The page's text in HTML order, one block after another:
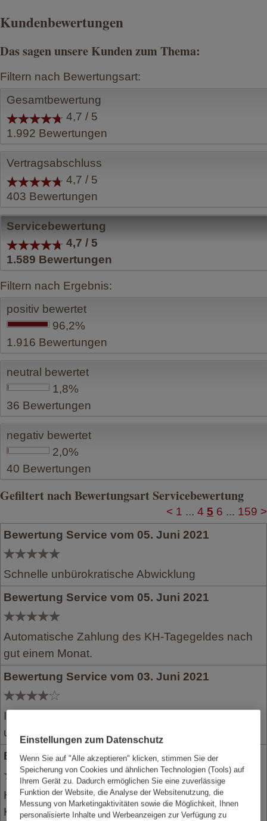
Kundenbewertungen
Das sagen unsere Kunden zum Thema:
Filtern nach Bewertungsart:
Gesamtbewertung
4,7 / 5
1.992 Bewertungen
Vertragsabschluss
4,7 / 5
403 Bewertungen
Servicebewertung
4,7 / 5
1.589 Bewertungen
Filtern nach Ergebnis:
positiv bewertet
96,2%
1.916 Bewertungen
neutral bewertet
1,8%
36 Bewertungen
negativ bewertet
2,0%
40 Bewertungen
Gefiltert nach Bewertungsart Servicebewertung
< 1 ... 4 5 6 ... 159 >
Bewertung Service vom 05. Juni 2021
Schnelle unbürokratische Abwicklung
Bewertung Service vom 05. Juni 2021
Automatische Zahlung des KH-Tagegeldes nach
gut einem Monat.
Bewertung Service vom 03. Juni 2021
Ich bin zufrieden mit der schnellen Bearbeitung
und Auszahlung der Leistungsanträge.
Bewertung Service vom 03. Juni 2021
Habe einfach die Bescheinigung über den
Krankenhausaufenthalt hochgeladen, ohne einen
Einstellungen zum Datenschutz
Wenn Sie auf "Alle akzeptieren" klicken, stimmen Sie der
Speicherung von Cookies und ähnlichen Technologien (Tools) auf
Ihrem Gerät zu. Dadurch ermöglichen Sie eine zuverlässige
Funktion der Website, die Analyse der Websitenutzung, die
Messung von Marketingaktivitäten sowie die Möglichkeit, Ihnen
personalisierte Inhalte und Werbeanzeigen zur Verfügung zu